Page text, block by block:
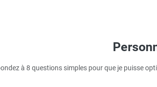
à 8 questions simples pour que je puisse